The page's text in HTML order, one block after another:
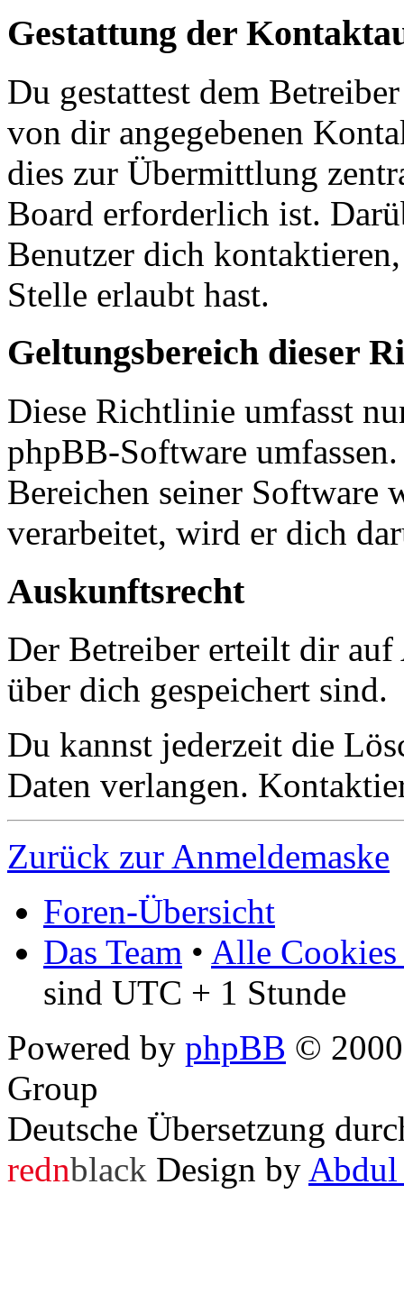
Gestattung der
Du gestattest dem
von dir angegebenen
dies zur Übermittlung
Board erforderlich ist.
Benutzer dich
Stelle erlaubt hast.
Geltungsbereich dieser
Diese Richtlinie umfasst
phpBB-Software
Bereichen seiner Software
verarbeitet, wird er dich
Auskunftsrecht
Der Betreiber erteilt dir
über dich gespeichert sind.
Du kannst jederzeit die
Daten verlangen.
Zurück zur Anmeldemaske
Foren-Übersicht
Das Team • Alle Cookies
sind UTC + 1 Stunde
Powered by phpBB ©
Group
Deutsche Übersetzung
rednblack Design by Abdul